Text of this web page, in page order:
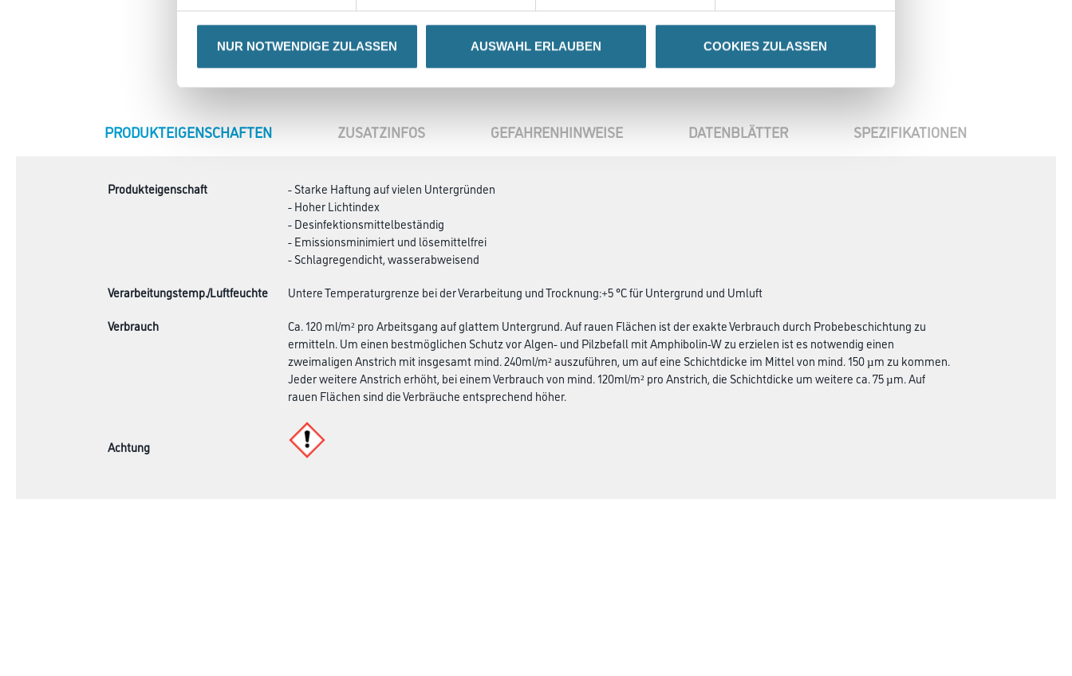
NUR NOTWENDIGE ZULASSEN AUSWAHL ERLAUBEN COOKIES ZULASSEN
CURRENT
PRODUKTEIGENSCHAFTEN ZUSATZINFOS GEFAHRENHINWEISE DATENBLÄTTER SPEZIFIKATIONEN
Produkteigenschaft
- Starke Haftung auf vielen Untergründen
- Hoher Lichtindex
- Desinfektionsmittelbeständig
- Emissionsminimiert und lösemittelfrei
- Schlagregendicht, wasserabweisend
Verarbeitungstemp./Luftfeuchte
Untere Temperaturgrenze bei der Verarbeitung und Trocknung:+5 °C für Untergrund und Umluft
Verbrauch
Ca. 120 ml/m² pro Arbeitsgang auf glattem Untergrund. Auf rauen Flächen ist der exakte Verbrauch durch Probebeschichtung zu
ermitteln. Um einen bestmöglichen Schutz vor Algen- und Pilzbefall mit Amphibolin-W zu erzielen ist es notwendig einen
zweimaligen Anstrich mit insgesamt mind. 240ml/m² auszuführen, um auf eine Schichtdicke im Mittel von mind. 150 µm zu kommen.
Jeder weitere Anstrich erhöht, bei einem Verbrauch von mind. 120ml/m² pro Anstrich, die Schichtdicke um weitere ca. 75 µm. Auf
rauen Flächen sind die Verbräuche entsprechend höher.
Achtung